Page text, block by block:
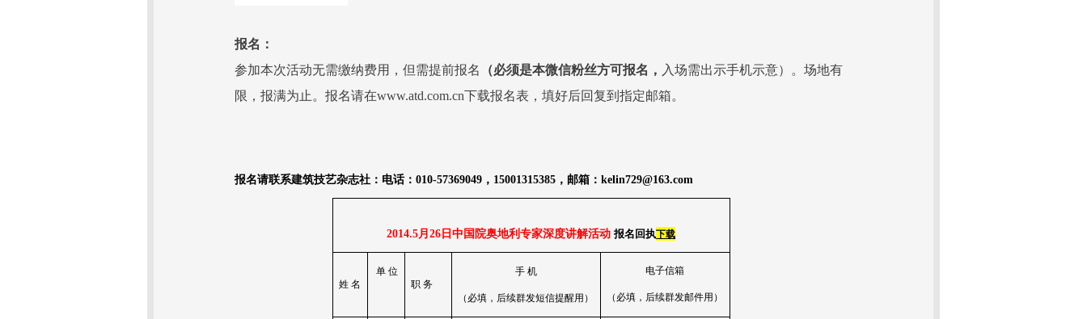
报名：
参加本次活动无需缴纳费用，但需提前报名
（必须是本微信粉丝方可报名， 入场需出示手机示意）。场地有
限，报满为止。报名请在www.atd.com.cn下载报名表，填好后回复到指定邮箱。
报名请联系建筑技艺杂志社：电话： 010-57369049 ， 15001315385 ，邮箱： kelin729@163.com
2014.5月26 日中国院奥地利专家深度讲解活动报名回执下载
姓 名
单 位
职 务
手 机
（必填，后续群发短信提醒用）
电子信箱
（必填，后续群发邮件用）